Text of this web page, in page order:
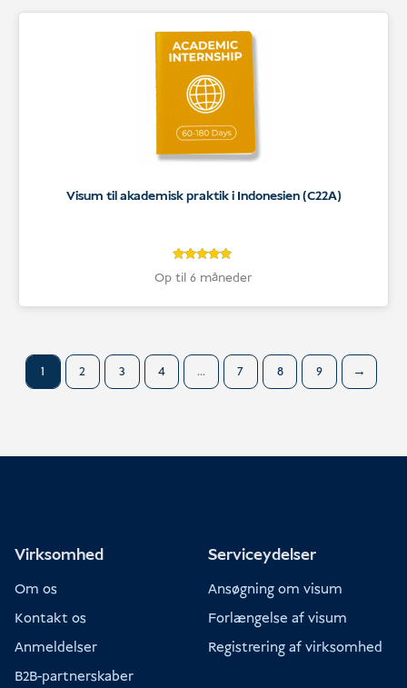
Visum til akademisk praktik i Indonesien (C22A)
Bedømt
som
Op til 6 måneder
1 2 3 4 ... 7 8 9 →
Virksomhed
Om os
Kontakt os
Anmeldelser
B2B-partnerskaber
Serviceydelser
Ansøgning om visum
Forlængelse af visum
Registrering af virksomhed